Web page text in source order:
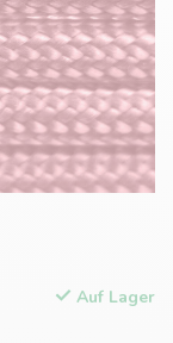
Auf Lager